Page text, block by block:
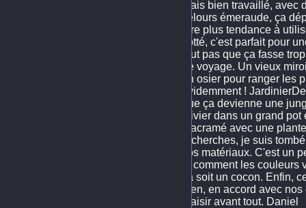
Mais bien travaillé,
velours émeraude, ça
être plus tendance à
flotté, c'est parfait pour
faut pas que ça fasse
de voyage. Un vieux
en osier pour ranger les
évidemment !
que ça devienne une
olivier dans un grand
macramé avec une
recherches, je suis
vos matériaux. C'est un
et comment les
ça soit un cocon. Enfin,
bien, en accord avec
plaisir avant tout. Daniel